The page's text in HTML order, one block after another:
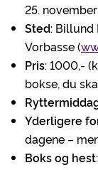
25.
Sted: Billund
Vorbasse (
Pris: 1000,-
bokse, du
Yderligere
dagene –
Boks og hest